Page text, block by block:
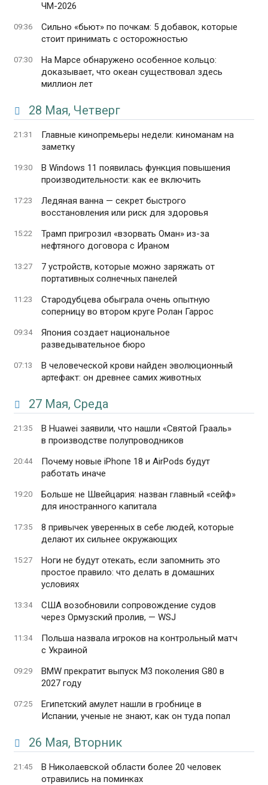
ЧМ-2026
09:36
Сильно «бьют» по почкам: 5 добавок, которые
стоит принимать с осторожностью
07:30
На Марсе обнаружено особенное кольцо:
доказывает, что океан существовал здесь
миллион лет
28 Мая, Четверг
21:31
Главные кинопремьеры недели: киноманам на
заметку
19:30
В Windows 11 появилась функция повышения
производительности: как ее включить
17:23
Ледяная ванна — секрет быстрого
восстановления или риск для здоровья
15:22
Трамп пригрозил «взорвать Оман» из-за
нефтяного договора с Ираном
13:27
7 устройств, которые можно заряжать от
портативных солнечных панелей
11:23
Стародубцева обыграла очень опытную
соперницу во втором круге Ролан Гаррос
09:34
Япония создает национальное
разведывательное бюро
07:13
В человеческой крови найден эволюционный
артефакт: он древнее самих животных
27 Мая, Среда
21:35
В Huawei заявили, что нашли «Святой Грааль»
в производстве полупроводников
20:44
Почему новые iPhone 18 и AirPods будут
работать иначе
19:20
Больше не Швейцария: назван главный «сейф»
для иностранного капитала
17:35
8 привычек уверенных в себе людей, которые
делают их сильнее окружающих
15:27
Ноги не будут отекать, если запомнить это
простое правило: что делать в домашних
условиях
13:34
США возобновили сопровождение судов
через Ормузский пролив, — WSJ
11:34
Польша назвала игроков на контрольный матч
с Украиной
09:29
BMW прекратит выпуск M3 поколения G80 в
2027 году
07:25
Египетский амулет нашли в гробнице в
Испании, ученые не знают, как он туда попал
26 Мая, Вторник
21:45
В Николаевской области более 20 человек
отравились на поминках